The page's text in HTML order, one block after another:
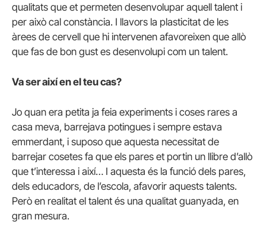
qualitats que et permeten desenvolupar aquell talent i
per això cal constància. I llavors la plasticitat de les
àrees de cervell que hi intervenen afavoreixen que allò
que fas de bon gust es desenvolupi com un talent.
Va ser així en el teu cas?
Jo quan era petita ja feia experiments i coses rares a
casa meva, barrejava potingues i sempre estava
emmerdant, i suposo que aquesta necessitat de
barrejar cosetes fa que els pares et portin un llibre d’allò
que t’interessa i així… I aquesta és la funció dels pares,
dels educadors, de l’escola, afavorir aquests talents.
Però en realitat el talent és una qualitat guanyada, en
gran mesura.